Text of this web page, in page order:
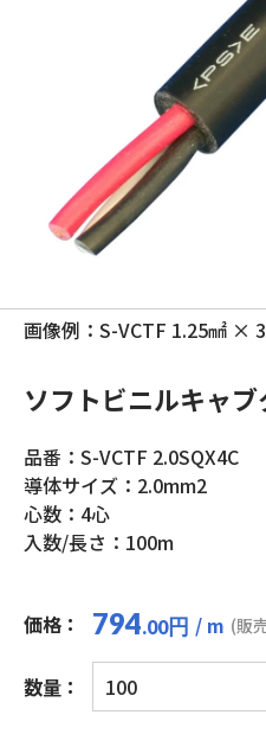
画像例：S-VCTF 1.25㎟ ×
ソフトビニルキャ
品番：S-VCTF 2.0SQX4C
導体サイズ：2.0mm2
心数：4心
入数/長さ：100m
価格： 794.00円 / m (販
数量：
ソ
フ